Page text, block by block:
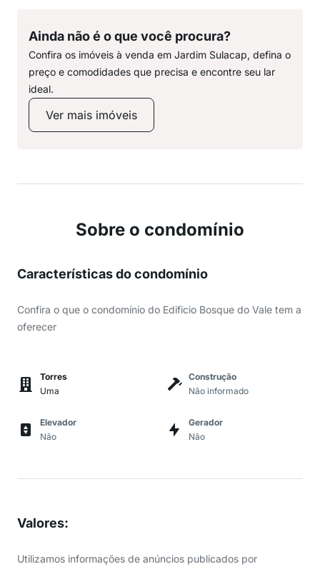
Ainda não é o que você procura?
Confira os imóveis à venda em Jardim Sulacap, defina o
preço e comodidades que precisa e encontre seu lar
ideal.
Ver mais imóveis
Sobre o condomínio
Características do condomínio
Confira o que o condomínio do Edificio Bosque do Vale tem a
oferecer
Torres
Uma
Construção
Não informado
Elevador
Não
Gerador
Não
Valores:
Utilizamos informações de anúncios publicados por